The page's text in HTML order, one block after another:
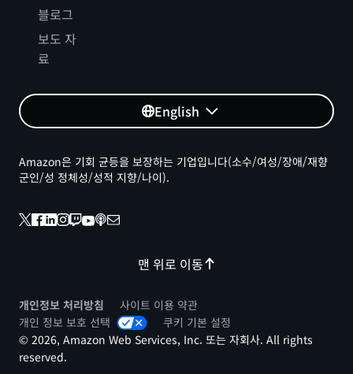
블로그
보도 자
료
English
맨 위로 이동
Amazon은 기회 균등을 보장하는 기업입니다(소수/여성/장애/재향
군인/성 정체성/성적 지향/나이).
개인정보 처리방침
사이트 이용 약관
개인 정보 보호 선택
쿠키 기본 설정
© 2026, Amazon Web Services, Inc. 또는 자회사. All rights
reserved.